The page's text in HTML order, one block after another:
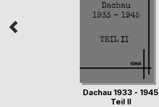
Dachau 1933 - 1945
Teil II